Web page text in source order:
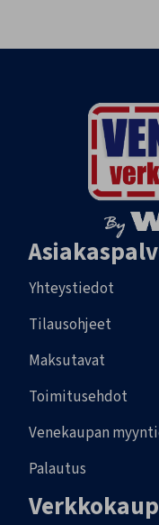
Yhteystiedot
Tilausohjeet
Maksutavat
Toimitusehdot
Venekaupan
Palautus